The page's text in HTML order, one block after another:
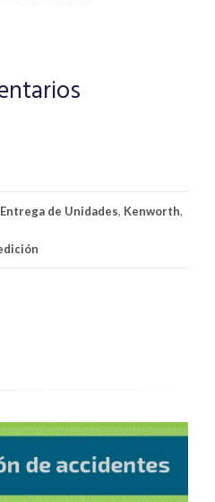
Entrega de Unidades, Kenworth,